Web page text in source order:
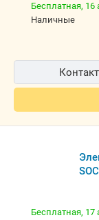
Бесплатная, 16
наличные
Бесплатная, 17